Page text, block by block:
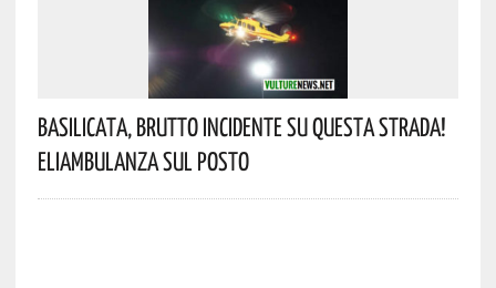
Basilicata, Brutto Incidente Su Questa Strada!
Eliambulanza Sul Posto